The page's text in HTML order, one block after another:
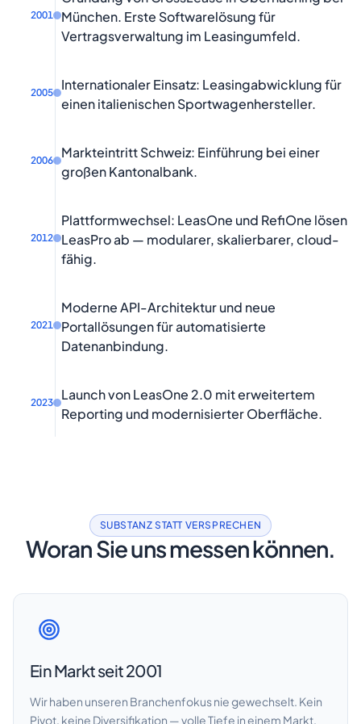
2001
München. Erste Softwarelösung für
Vertragsverwaltung im Leasingumfeld.
2005
Internationaler Einsatz: Leasingabwicklung für
einen italienischen Sportwagenhersteller.
2006
Markteintritt Schweiz: Einführung bei einer
großen Kantonalbank.
2012
Plattformwechsel: LeasOne und RefiOne lösen
LeasPro ab — modularer, skalierbarer, cloud-
fähig.
2021
Moderne API-Architektur und neue
Portallösungen für automatisierte
Datenanbindung.
2023
Launch von LeasOne 2.0 mit erweitertem
Reporting und modernisierter Oberfläche.
SUBSTANZ STATT VERSPRECHEN
Woran Sie uns messen können.
Ein Markt seit 2001
Wir haben unseren Branchenfokus nie gewechselt. Kein
Pivot, keine Diversifikation — volle Tiefe in einem Markt.